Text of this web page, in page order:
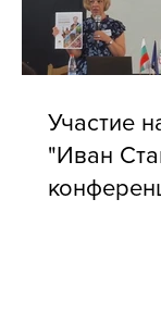
Участие
"Иван